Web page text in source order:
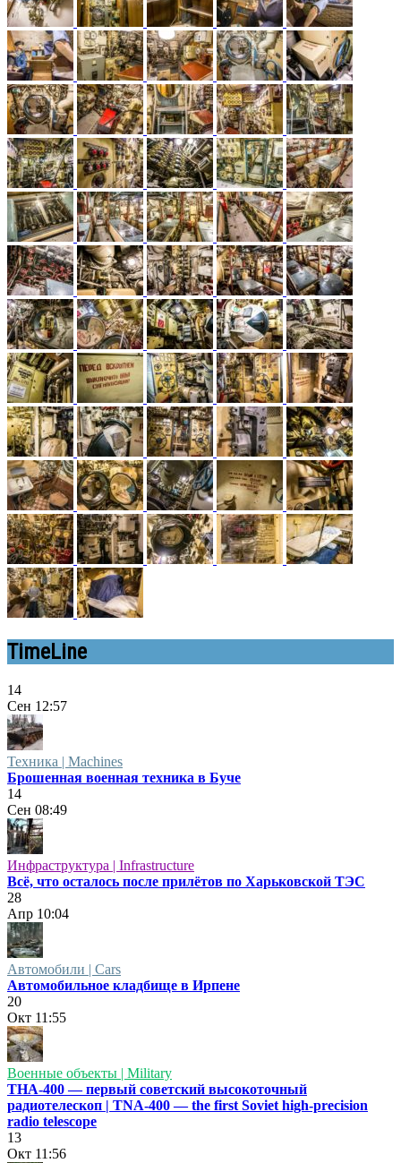
TimeLine
14
Сен 12:57
Техника | Machines
Брошенная военная техника в Буче
14
Сен 08:49
Инфраструктура | Infrastructure
Всё, что осталось после прилётов по Харьковской ТЭС
28
Апр 10:04
Автомобили | Cars
Автомобильное кладбище в Ирпене
20
Окт 11:55
Военные объекты | Military
ТНА-400 — первый советский высокоточный
радиотелескоп | TNA-400 — the first Soviet high-precision
radio telescope
13
Окт 11:56